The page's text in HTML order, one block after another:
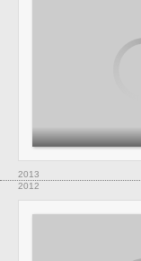
2013
2012